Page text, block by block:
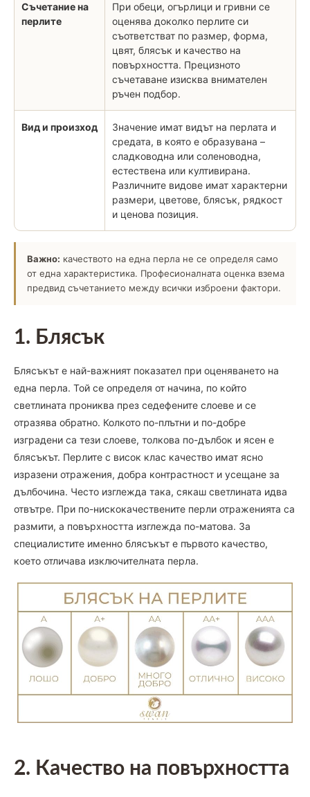
Съчетание на
перлите
При обеци, огърлици и гривни се
оценява доколко перлите си
съответстват по размер, форма,
цвят, блясък и качество на
повърхността. Прецизното
съчетаване изисква внимателен
ръчен подбор.
Вид и произход
Значение имат видът на перлата и
средата, в която е образувана –
сладководна или соленоводна,
естествена или култивирана.
Различните видове имат характерни
размери, цветове, блясък, рядкост
и ценова позиция.
Важно: качеството на една перла не се определя само
от една характеристика. Професионалната оценка взема
предвид съчетанието между всички изброени фактори.
1. Блясък
Блясъкът е най-важният показател при оценяването на
една перла. Той се определя от начина, по който
светлината прониква през седефените слоеве и се
отразява обратно. Колкото по-плътни и по-добре
изградени са тези слоеве, толкова по-дълбок и ясен е
блясъкът. Перлите с висок клас качество имат ясно
изразени отражения, добра контрастност и усещане за
дълбочина. Често изглежда така, сякаш светлината идва
отвътре. При по-нискокачествените перли отраженията са
размити, а повърхността изглежда по-матова. За
специалистите именно блясъкът е първото качество,
което отличава изключителната перла.
2. Качество на повърхността